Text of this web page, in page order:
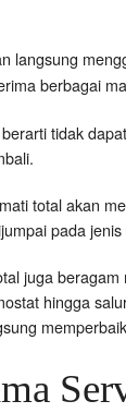
langsung
berbagai
tidak
total akan
pada
juga
hingga